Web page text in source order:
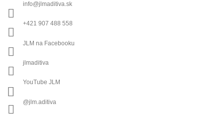
info@jlmaditiva.sk
+421 907 488 558
JLM na Facebooku
jlmaditiva
YouTube JLM
@jlm.aditiva